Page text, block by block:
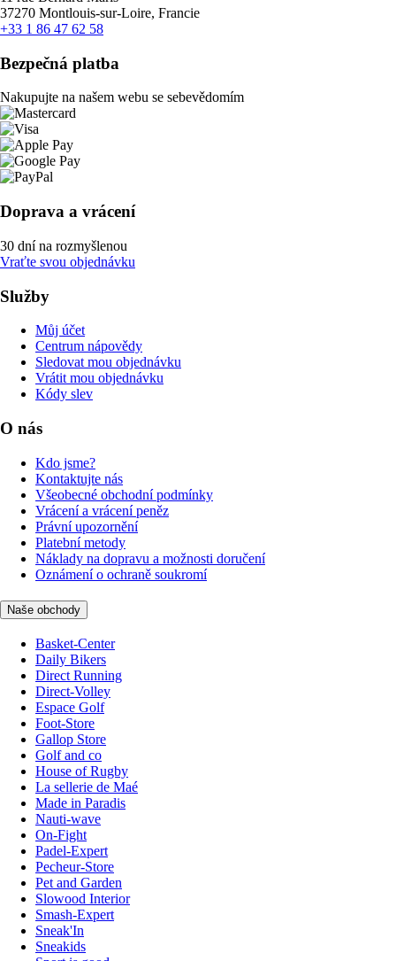
37270 Montlouis-sur-Loire, Francie
+33 1 86 47 62 58
Bezpečná platba
Nakupujte na našem webu se sebevědomím
Doprava a vrácení
30 dní na rozmyšlenou
Vraťte svou objednávku
Služby
Můj účet
Centrum nápovědy
Sledovat mou objednávku
Vrátit mou objednávku
Kódy slev
O nás
Kdo jsme?
Kontaktujte nás
Všeobecné obchodní podmínky
Vrácení a vrácení peněz
Právní upozornění
Platební metody
Náklady na dopravu a možnosti doručení
Oznámení o ochraně soukromí
Naše obchody
Basket-Center
Daily Bikers
Direct Running
Direct-Volley
Espace Golf
Foot-Store
Gallop Store
Golf and co
House of Rugby
La sellerie de Maé
Made in Paradis
Nauti-wave
On-Fight
Padel-Expert
Pecheur-Store
Pet and Garden
Slowood Interior
Smash-Expert
Sneak'In
Sneakids